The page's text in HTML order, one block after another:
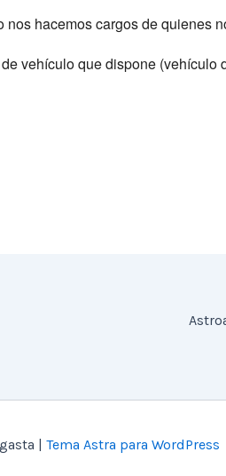
nos hacemos cargos de quienes
vehículo que dispone (vehículo
| Tema Astra para WordPress